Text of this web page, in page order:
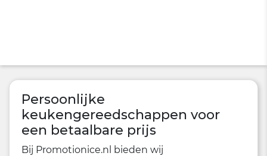
Persoonlijke
keukengereedschappen voor
een betaalbare prijs
Bij Promotionice.nl bieden wij